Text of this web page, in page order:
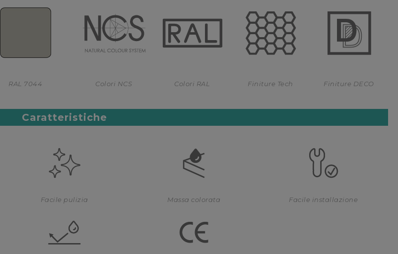
RAL 7044 Colori NCS Colori RAL Finiture Tech Finiture DECO
Caratteristiche
Facile pulizia Massa colorata Facile installazione